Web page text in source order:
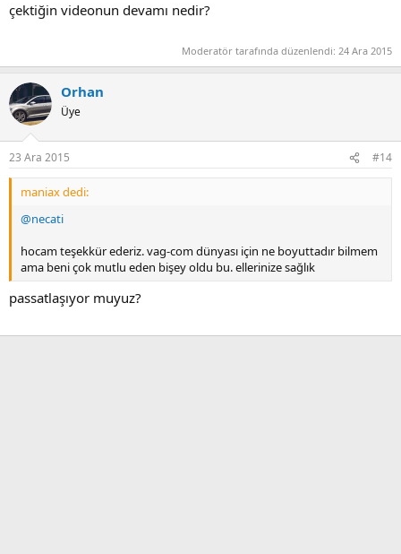
çektiğin videonun devamı nedir?
Moderatör tarafında düzenlendi: 24 Ara 2015
Orhan
Üye
23 Ara 2015 #14
maniax dedi:
@necati
hocam teşekkür ederiz. vag-com dünyası için ne boyuttadır bilmem
ama beni çok mutlu eden bişey oldu bu. ellerinize sağlık
passatlaşıyor muyuz?